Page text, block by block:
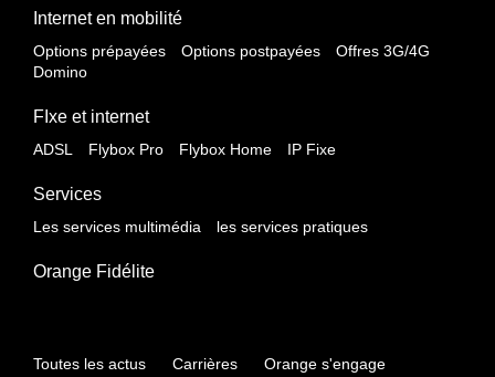
Internet en mobilité
Options prépayées Options postpayées
Offres 3G/4G
Domino
FIxe et internet
ADSL Flybox Pro Flybox Home IP Fixe
Services
Les services multimédia les services pratiques
Orange Fidélite
Toutes les actus Carrières
Orange s'engage